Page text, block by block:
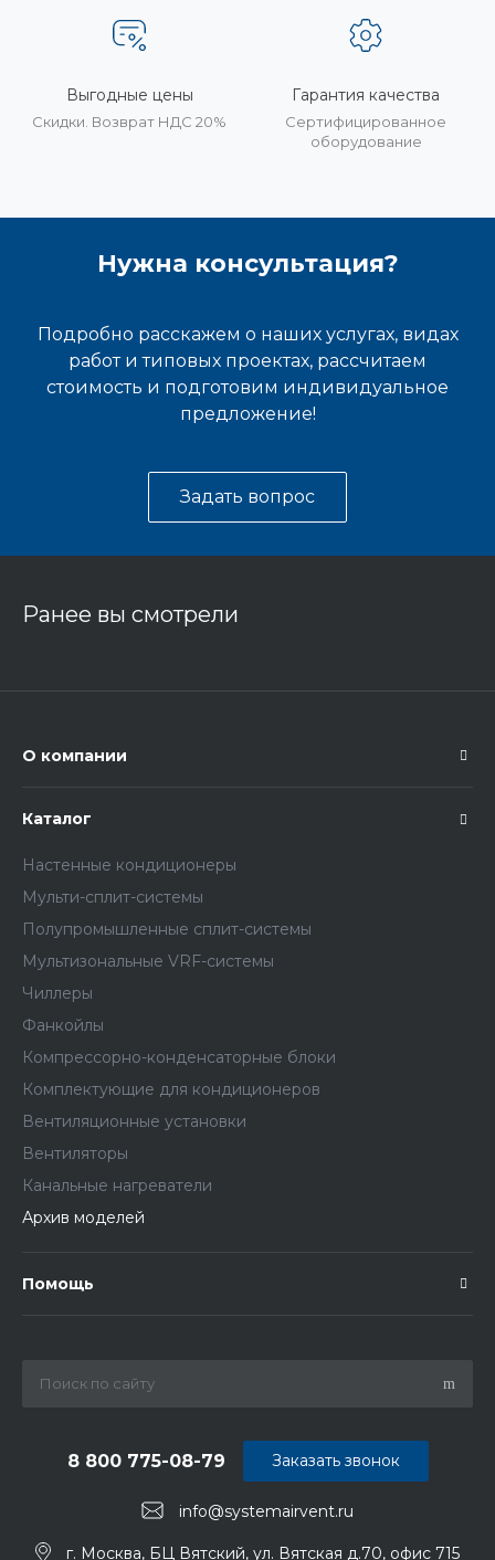
Выгодные цены
Скидки. Возврат НДС 20%
Гарантия качества
Сертифицированное
оборудование
Нужна консультация?
Подробно расскажем о наших услугах, видах
работ и типовых проектах, рассчитаем
стоимость и подготовим индивидуальное
предложение!
Задать вопрос
Ранее вы смотрели
О компании
Каталог
Настенные кондиционеры
Мульти-сплит-системы
Полупромышленные сплит-системы
Мультизональные VRF-системы
Чиллеры
Фанкойлы
Компрессорно-конденсаторные блоки
Комплектующие для кондиционеров
Вентиляционные установки
Вентиляторы
Канальные нагреватели
Архив моделей
Помощь
info@systemairvent.ru
8 800 775-08-79
г. Москва, БЦ Вятский, ул. Вятская д.70, офис 715
Заказать звонок